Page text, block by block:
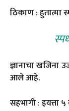
ठिकाण : हुतात्मा
ज्ञानाचा खजिना
आले आहे.
सहभागी : इयत्ता ५